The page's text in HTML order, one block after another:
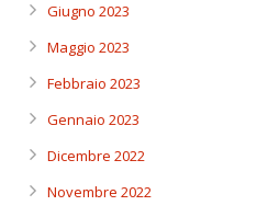
Giugno 2023
Maggio 2023
Febbraio 2023
Gennaio 2023
Dicembre 2022
Novembre 2022